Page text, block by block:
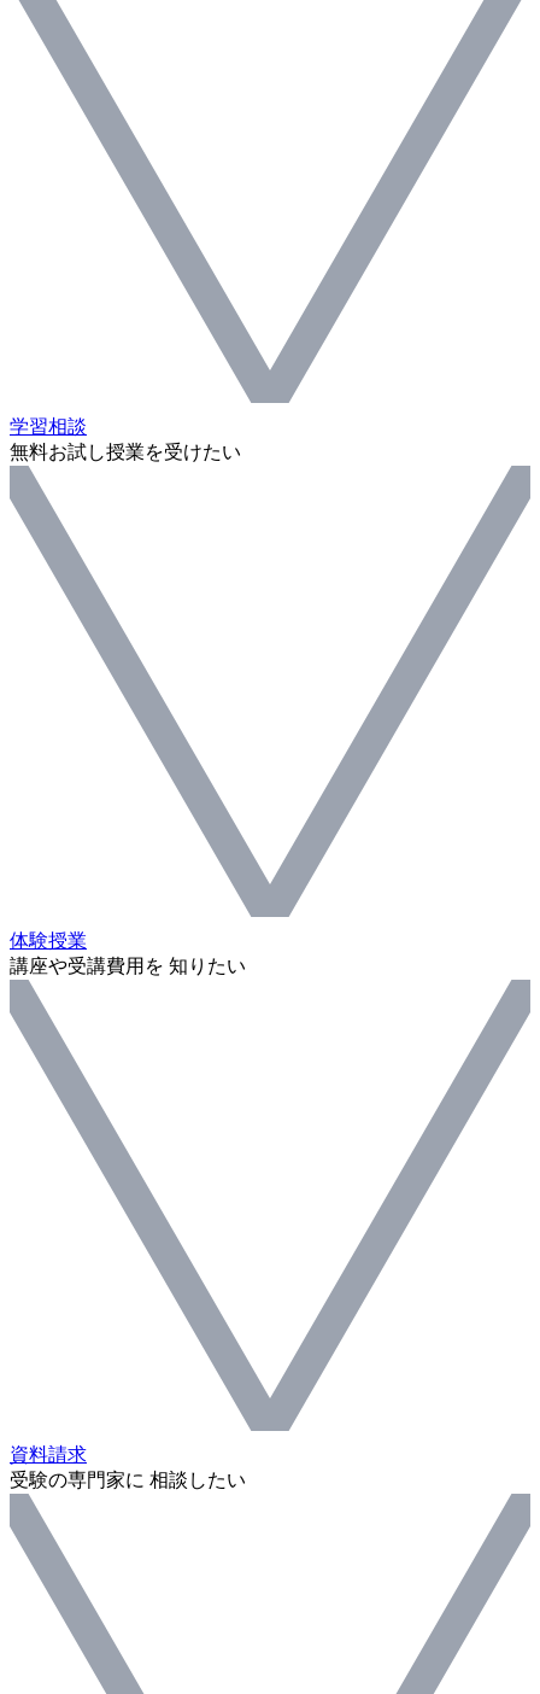
学習相談
無料お試し授業を受けたい
体験授業
講座や受講費用を 知りたい
資料請求
受験の専門家に 相談したい